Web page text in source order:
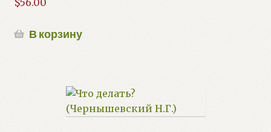
$56.00
В корзину